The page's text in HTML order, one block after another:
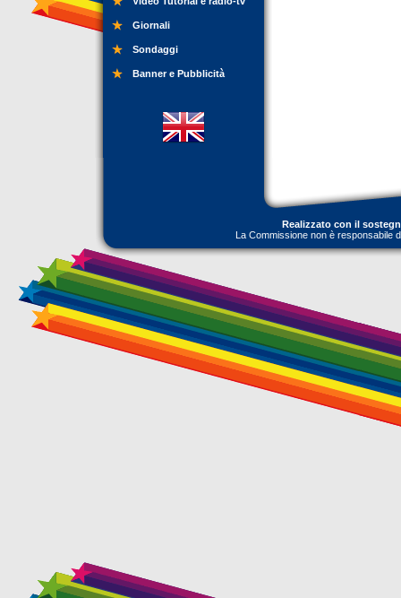
Giornali
Sondaggi
Banner e Pubblicità
Realizzato con il
La Commissione non è responsabile